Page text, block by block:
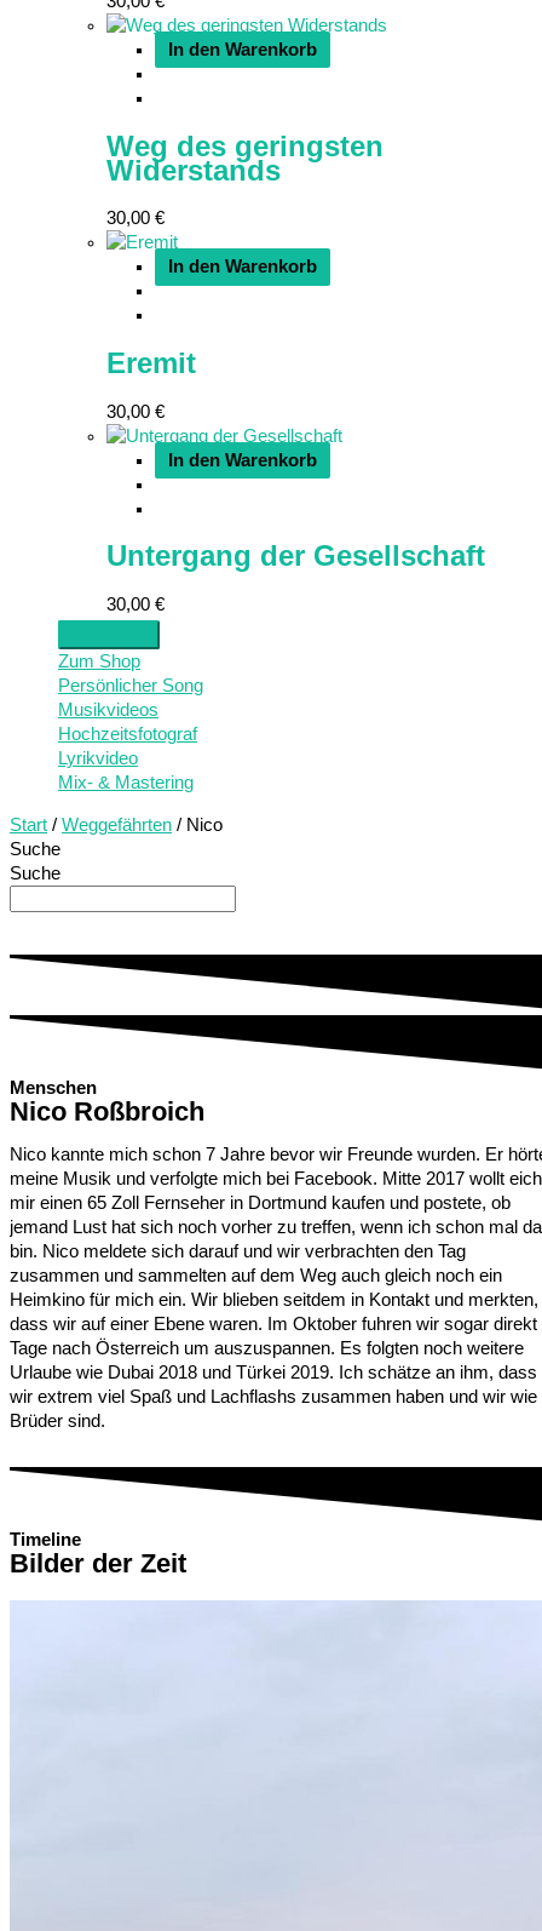
In den Warenkorb
Weg des geringsten
Widerstands
30,00 €
In den Warenkorb
Eremit
30,00 €
In den Warenkorb
Untergang der Gesellschaft
30,00 €
Zum Shop
Persönlicher Song
Musikvideos
Hochzeitsfotograf
Lyrikvideo
Mix- & Mastering
Start / Weggefährten / Nico
Suche
Suche
Menschen
Nico Roßbroich
Nico kannte mich schon 7 Jahre bevor wir Freunde wurden. Er
meine Musik und verfolgte mich bei Facebook. Mitte 2017 wollt eich
mir einen 65 Zoll Fernseher in Dortmund kaufen und postete, ob
jemand Lust hat sich noch vorher zu treffen, wenn ich schon mal da
bin. Nico meldete sich darauf und wir verbrachten den Tag
zusammen und sammelten auf dem Weg auch gleich noch ein
Heimkino für mich ein. Wir blieben seitdem in Kontakt und merkten,
dass wir auf einer Ebene waren. Im Oktober fuhren wir sogar direkt
Tage nach Österreich um auszuspannen. Es folgten noch weitere
Urlaube wie Dubai 2018 und Türkei 2019. Ich schätze an ihm, dass
wir extrem viel Spaß und Lachflashs zusammen haben und wir wie
Brüder sind.
Timeline
Bilder der Zeit